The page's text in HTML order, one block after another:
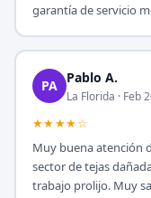
garantía de servicio
PA Pablo A.
La Florida · Feb
★★★★☆
Muy buena atención
sector de tejas
trabajo prolijo. Muy